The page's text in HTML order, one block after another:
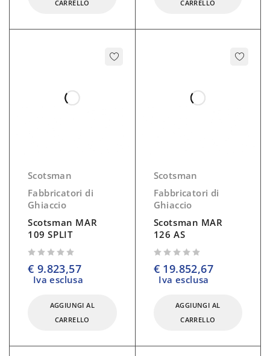
CARRELLO
CARRELLO
Scotsman
Fabbricatori di
Ghiaccio
Scotsman MAR
109 SPLIT
€ 9.823,57
Iva esclusa
AGGIUNGI AL
CARRELLO
Scotsman
Fabbricatori di
Ghiaccio
Scotsman MAR
126 AS
€19.852,67
Iva esclusa
AGGIUNGI AL
CARRELLO